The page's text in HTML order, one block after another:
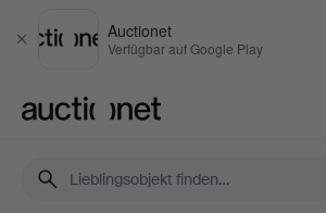
Schließen
Auctionet
Verfügbar auf Google Play